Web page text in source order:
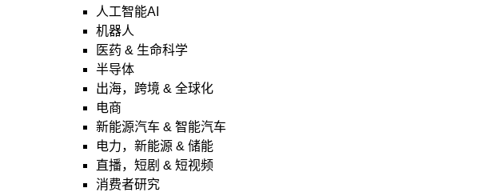
人工智能AI
机器人
医药 & 生命科学
半导体
出海，跨境 & 全球化
电商
新能源汽车 & 智能汽车
电力，新能源 & 储能
直播，短剧 & 短视频
消费者研究